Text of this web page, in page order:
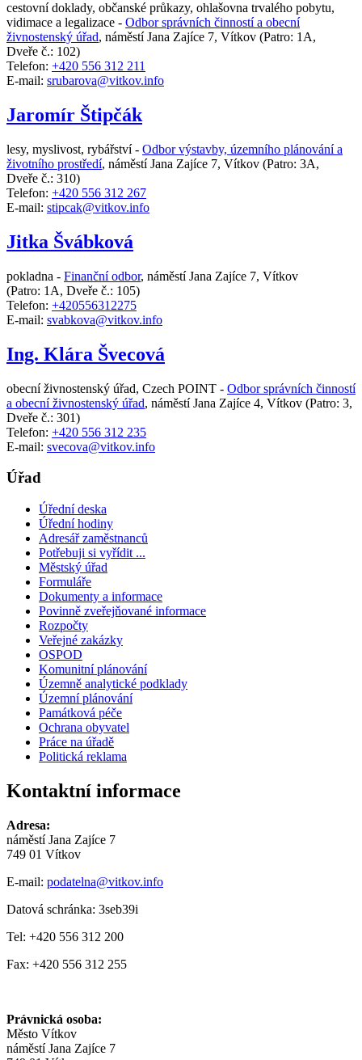
cestovní doklady, občanské průkazy, ohlašovna trvalého pobytu,
vidimace a legalizace - Odbor správních činností a obecní
živnostenský úřad, náměstí Jana Zajíce 7, Vítkov (Patro: 1A,
Dveře č.: 102)
Telefon: +420 556 312 211
E-mail: srubarova@vitkov.info
Jaromír Štipčák
lesy, myslivost, rybářství - Odbor výstavby, územního plánování a
životního prostředí, náměstí Jana Zajíce 7, Vítkov (Patro: 3A,
Dveře č.: 310)
Telefon: +420 556 312 267
E-mail: stipcak@vitkov.info
Jitka Švábková
pokladna - Finanční odbor, náměstí Jana Zajíce 7, Vítkov
(Patro: 1A, Dveře č.: 105)
Telefon: +420556312275
E-mail: svabkova@vitkov.info
Ing. Klára Švecová
obecní živnostenský úřad, Czech POINT - Odbor správních činností
a obecní živnostenský úřad, náměstí Jana Zajíce 4, Vítkov (Patro: 3,
Dveře č.: 301)
Telefon: +420 556 312 235
E-mail: svecova@vitkov.info
Úřad
Úřední deska
Úřední hodiny
Adresář zaměstnanců
Potřebuji si vyřídit ...
Městský úřad
Formuláře
Dokumenty a informace
Povinně zveřejňované informace
Rozpočty
Veřejné zakázky
OSPOD
Komunitní plánování
Územně analytické podklady
Územní plánování
Památková péče
Ochrana obyvatel
Práce na úřadě
Politická reklama
Kontaktní informace
Adresa:
náměstí Jana Zajíce 7
749 01 Vítkov
E-mail: podatelna@vitkov.info
Datová schránka: 3seb39i
Tel: +420 556 312 200
Fax: +420 556 312 255
Právnická osoba:
Město Vítkov
náměstí Jana Zajíce 7